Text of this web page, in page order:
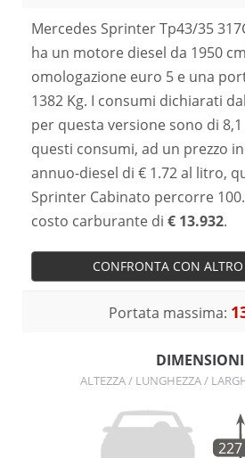
Mercedes Sprinter Tp43/35
ha un motore diesel da 1950
omologazione euro 5 e una
1382 Kg. I consumi dichiarati
per questa versione sono di 8,1
questi consumi, ad un prezzo
annuo-diesel di € 1.72 al litro,
Sprinter Cabinato percorre
costo carburante di € 13.932.
CONFRONTA CON
Portata massima:
DIMENSIONI
ALTEZZA / LUNGHEZZA /